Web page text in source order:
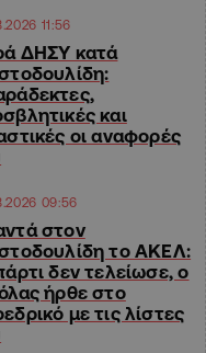
11:56
ΔΗΣΥ κατά
και
οι αναφορές
09:56
στον
το ΑΚΕΛ:
δεν τελείωσε, ο
ήρθε στο
με τις λίστες